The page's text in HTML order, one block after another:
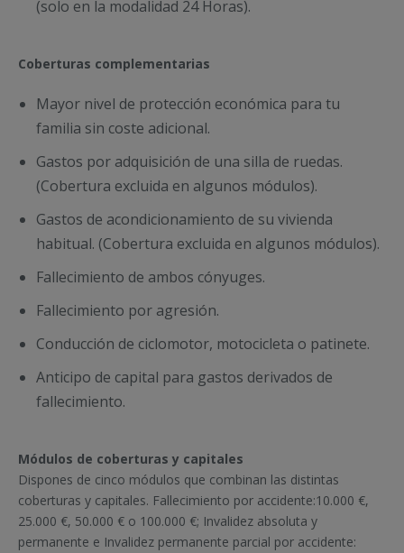
(solo en la modalidad 24 Horas).
Coberturas complementarias
Mayor nivel de protección económica para tu
familia sin coste adicional.
Gastos por adquisición de una silla de ruedas.
(Cobertura excluida en algunos módulos).
Gastos de acondicionamiento de su vivienda
habitual. (Cobertura excluida en algunos módulos).
Fallecimiento de ambos cónyuges.
Fallecimiento por agresión.
Conducción de ciclomotor, motocicleta o patinete.
Anticipo de capital para gastos derivados de
fallecimiento.
Módulos de coberturas y capitales
Dispones de cinco módulos que combinan las distintas
coberturas y capitales. Fallecimiento por accidente:10.000 €,
25.000 €, 50.000 € o 100.000 €; Invalidez absoluta y
permanente e Invalidez permanente parcial por accidente: